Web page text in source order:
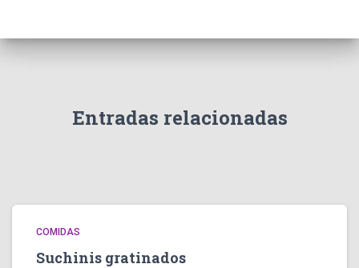
Entradas relacionadas
COMIDAS
Suchinis gratinados